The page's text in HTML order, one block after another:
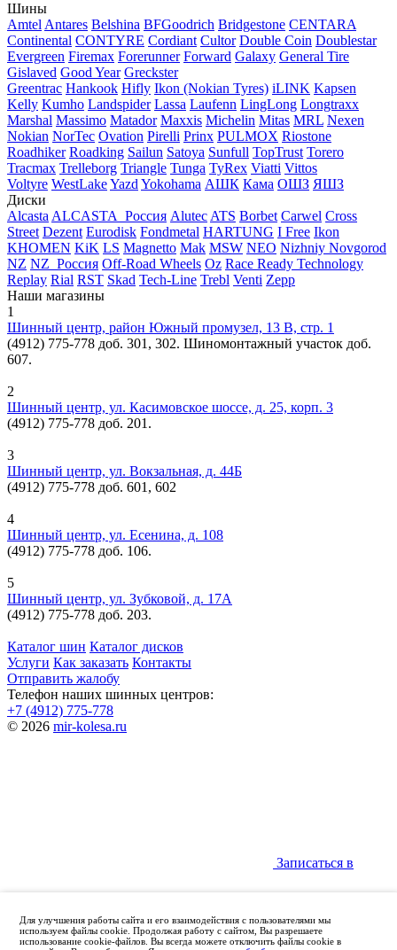
Шины
AmtelAntares Belshina BFGoodrich Bridgestone CENTARA
Continental CONTYRE Cordiant Cultor Double Coin Doublestar
Evergreen Firemax Forerunner Forward Galaxy General Tire
Gislaved Good Year Greckster
Greentrac Hankook Hifly Ikon (Nokian Tyres) iLINK Kapsen
Kelly Kumho Landspider Lassa Laufenn LingLong Longtraxx
Marshal Massimo Matador Maxxis Michelin Mitas MRL Nexen
Nokian NorTec Ovation Pirelli Prinx PULMOX Riostone
Roadhiker Roadking Sailun Satoya Sunfull TopTrust Torero
Tracmax Trelleborg Triangle Tunga TyRex Viatti Vittos
Voltyre WestLakeYazdYokohama АШК Кама ОШЗ ЯШЗ
Диски
AlcastaALCASTA_Россия AlutecATS Borbet Carwel Cross
Street Dezent Eurodisk Fondmetal HARTUNG I Free Ikon
KHOMEN KiK LS Magnetto Mak MSW NEO Nizhniy Novgorod
NZ NZ_Россия Off-Road Wheels Oz Race Ready Technology
Replay Rial RST Skad Tech-Line Trebl Venti Zepp
Наши магазины
1
Шинный центр, район Южный промузел, 13 В, стр. 1
(4912) 775-778 доб. 301, 302. Шиномонтажный участок доб.
607.
2
Шинный центр, ул. Касимовское шоссе, д. 25, корп. 3
(4912) 775-778 доб. 201.
3
Шинный центр, ул. Вокзальная, д. 44Б
(4912) 775-778 доб. 601, 602
4
Шинный центр, ул. Есенина, д. 108
(4912) 775-778 доб. 106.
5
Шинный центр, ул. Зубковой, д. 17А
(4912) 775-778 доб. 203.
Каталог шин Каталог дисков
Услуги Как заказать Контакты
Отправить жалобу
Телефон наших шинных центров:
+7 (4912) 775-778
© 2026 mir-kolesa.ru
Записаться в
Для улучшения работы сайта и его взаимодействия с пользователями мы
используем файлы cookie. Продолжая работу с сайтом, Вы разрешаете
использование cookie-файлов. Вы всегда можете отключить файлы cookie в